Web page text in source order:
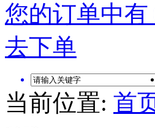
您的订单中有
去下单
当前位置: 首